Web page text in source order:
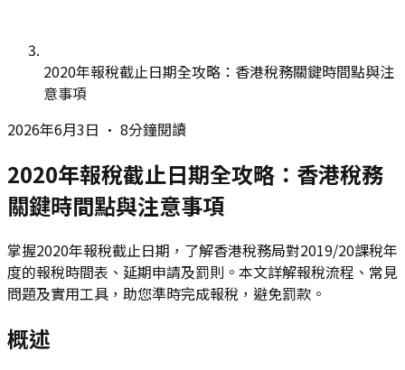
2020年報稅截止日期全攻略：香港稅務關鍵時間點與注
意事項
2026年6月3日 • 8分鐘閱讀
2020年報稅截止日期全攻略：香港稅務
關鍵時間點與注意事項
掌握2020年報稅截止日期，了解香港稅務局對2019/20課稅年
度的報稅時間表、延期申請及罰則。本文詳解報稅流程、常見
問題及實用工具，助您準時完成報稅，避免罰款。
概述